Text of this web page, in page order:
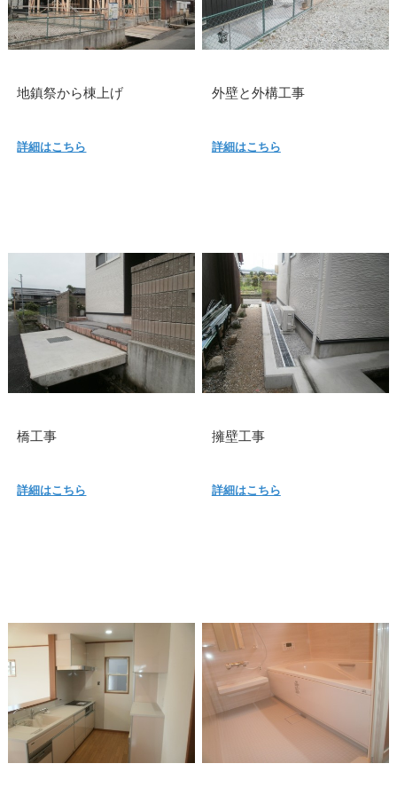
地鎮祭から棟上げ
詳細はこちら
外壁と外構工事
詳細はこちら
橋工事
詳細はこちら
擁壁工事
詳細はこちら